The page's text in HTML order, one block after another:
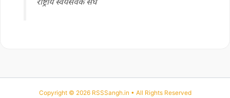
राष्ट्रीय स्वयंसेवक संघ
Copyright © 2026 RSSSangh.in • All Rights Reserved